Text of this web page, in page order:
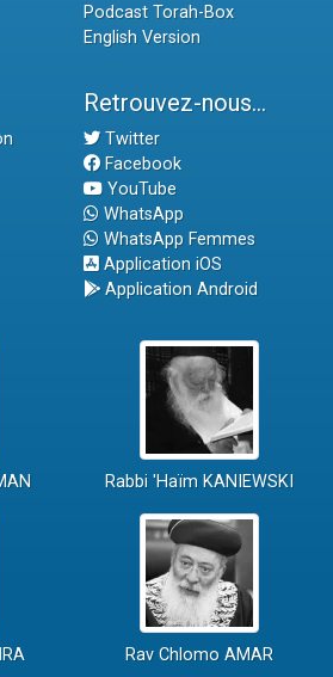
Podcast Torah-Box
English Version
Retrouvez-nous...
Twitter
Facebook
YouTube
WhatsApp
WhatsApp Femmes
Application iOS
Application Android
Rabbi 'Haïm KANIEWSKI
Rav Chlomo AMAR